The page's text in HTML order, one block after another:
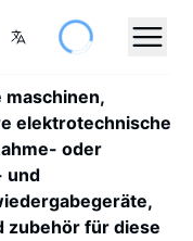
maschinen,
elektrotechnische
oder
und
zubehör für diese